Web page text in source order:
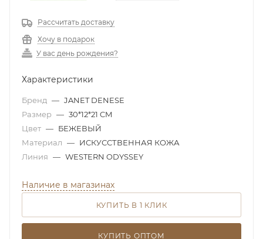
Рассчитать доставку
Хочу в подарок
У вас день рождения?
Характеристики
Бренд — JANET DENESE
Размер — 30*12*21 CM
Цвет — БЕЖЕВЫЙ
Материал — ИСКУССТВЕННАЯ КОЖА
Линия — WESTERN ODYSSEY
Наличие в магазинах
КУПИТЬ В 1 КЛИК
КУПИТЬ ОПТОМ